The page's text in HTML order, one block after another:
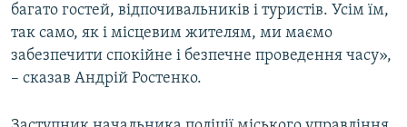
багато гостей, відпочивальників і туристів. Усім їм,
так само, як і місцевим жителям, ми маємо
забезпечити спокійне і безпечне проведення часу»,
– сказав Андрій Ростенко.